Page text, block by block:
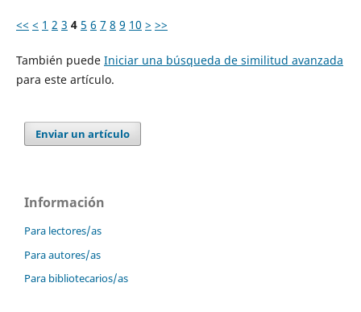
<< < 1 2 3 4 5 6 7 8 9 10 > >>
También puede Iniciar una búsqueda de similitud avanzada
para este artículo.
Enviar un artículo
Información
Para lectores/as
Para autores/as
Para bibliotecarios/as